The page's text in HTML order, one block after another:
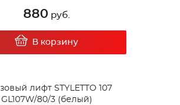
880 руб.
В корзину